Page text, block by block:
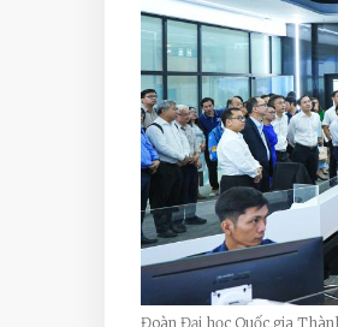
Đoàn Đại học Quốc gia